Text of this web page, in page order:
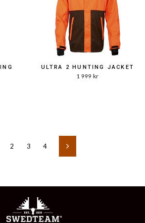
ULTRA 2 HUNTING JACKET
1 999 kr
2 3 4 Nästa